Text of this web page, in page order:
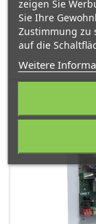
zeigen Sie
Sie Ihre
Zustimmung zu
auf die
Weitere